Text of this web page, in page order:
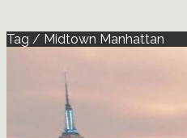
Tag / Midtown Manhattan